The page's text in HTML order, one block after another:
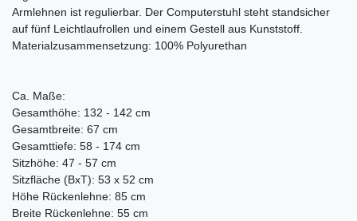
Armlehnen ist regulierbar. Der Computerstuhl steht standsicher
auf fünf Leichtlaufrollen und einem Gestell aus Kunststoff.
Materialzusammensetzung: 100% Polyurethan
Ca. Maße:
Gesamthöhe: 132 - 142 cm
Gesamtbreite: 67 cm
Gesamttiefe: 58 - 174 cm
Sitzhöhe: 47 - 57 cm
Sitzfläche (BxT): 53 x 52 cm
Höhe Rückenlehne: 85 cm
Breite Rückenlehne: 55 cm